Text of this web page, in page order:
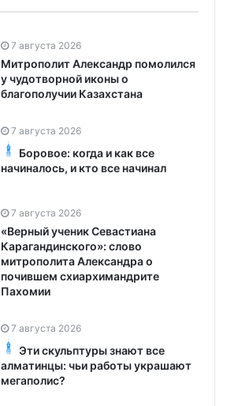
7 августа 2026
Митрополит Александр помолился
у чудотворной иконы о
благополучии Казахстана
7 августа 2026
Боровое: когда и как все
начиналось, и кто все начинал
7 августа 2026
«Верный ученик Севастиана
Карагандинского»: слово
митрополита Александра о
почившем схиархимандрите
Пахомии
7 августа 2026
Эти скульптуры знают все
алматинцы: чьи работы украшают
мегаполис?